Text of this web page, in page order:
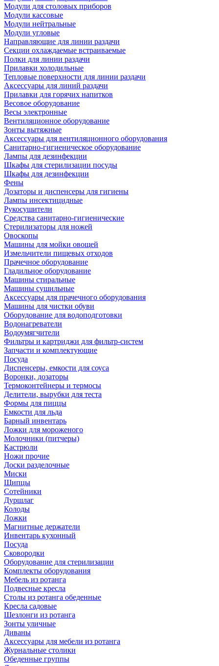
Модули для столовых приборов
Модули кассовые
Модули нейтральные
Модули угловые
Направляющие для линии раздачи
Секции охлаждаемые встраиваемые
Полки для линии раздачи
Прилавки холодильные
Тепловые поверхности для линии раздачи
Аксессуары для линий раздачи
Прилавки для горячих напитков
Весовое оборудование
Весы электронные
Вентиляционное оборудование
Зонты вытяжные
Аксессуары для вентиляционного оборудования
Санитарно-гигиеническое оборудование
Лампы для дезинфекции
Шкафы для стерилизации посуды
Шкафы для дезинфекции
Фены
Дозаторы и диспенсеры для гигиены
Лампы инсектицидные
Рукосушители
Средства санитарно-гигиенические
Стерилизаторы для ножей
Овоскопы
Машины для мойки овощей
Измельчители пищевых отходов
Прачечное оборудование
Гладильное оборудование
Машины стиральные
Машины сушильные
Аксессуары для прачечного оборудования
Машины для чистки обуви
Оборудование для водоподготовки
Водонагреватели
Водоумягчители
Фильтры и картриджи для фильтр-систем
Запчасти и комплектующие
Посуда
Диспенсеры, емкости для соуса
Воронки, дозаторы
Термоконтейнеры и термосы
Делители, вырубки для теста
Формы для пиццы
Емкости для льда
Барный инвентарь
Ложки для мороженого
Молочники (питчеры)
Кастрюли
Ножи прочие
Доски разделочные
Миски
Щипцы
Сотейники
Дуршлаг
Колоды
Ложки
Магнитные держатели
Инвентарь кухонный
Посуда
Сковородки
Оборудование для стерилизации
Комплекты оборудования
Мебель из ротанга
Подвесные кресла
Столы из ротанга обеденные
Кресла садовые
Шезлонги из ротанга
Зонты уличные
Диваны
Аксессуары для мебели из ротанга
Журнальные столики
Обеденные группы